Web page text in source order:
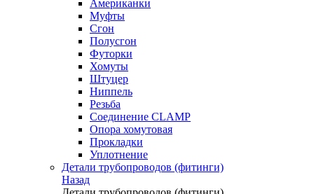
Американки
Муфты
Сгон
Полусгон
Футорки
Хомуты
Штуцер
Ниппель
Резьба
Соединение CLAMP
Опора хомутовая
Прокладки
Уплотнение
Детали трубопроводов (фитинги)
Назад